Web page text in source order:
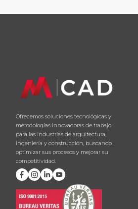
Ofrecemos soluciones tecnológicas y
metodologías innovadoras de trabajo
para las industrias de arquitectura,
ingeniería y construcción, buscando
optimizar sus procesos y mejorar su
competitividad.